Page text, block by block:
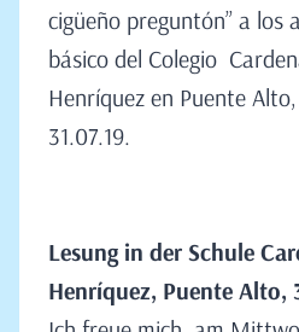
cigüeño preguntón” a los
básico del Colegio
Henríquez en Puente
31.07.19.
Lesung in der Schule
Henríquez, Puente Alto,